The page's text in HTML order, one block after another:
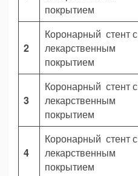
покрытием
2
Коронарный стент с
лекарственным
покрытием
3
Коронарный стент с
лекарственным
покрытием
4
Коронарный стент с
лекарственным
покрытием